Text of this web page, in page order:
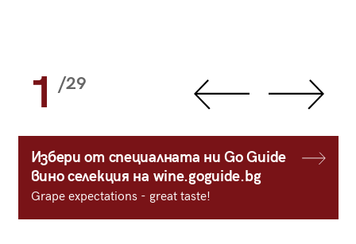
1 /29
Избери от специалната ни Go Guide
вино селекция на wine.goguide.bg
Grape expectations - great taste!